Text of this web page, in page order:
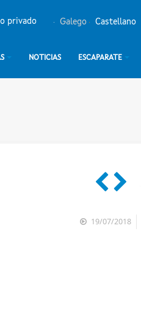
Galego Castellano
privado
NOTICIAS ESCAPARATE
19/07/2018